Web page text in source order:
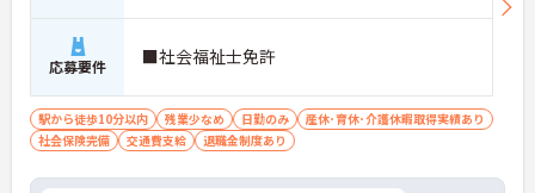
応募要件 ■社会福祉士免許
駅から徒歩10分以内 残業少なめ 日勤のみ
産休･育休･介護休暇取得実績あり
社会保険完備
交通費支給 退職金制度あり